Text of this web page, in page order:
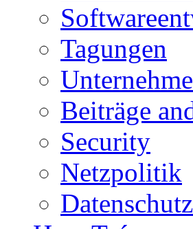
Tagungen
Beiträge
Security
Netzpolitik